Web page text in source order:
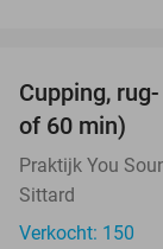
Cupping,
of 60 min)
Praktijk You
Sittard
Verkocht: 150